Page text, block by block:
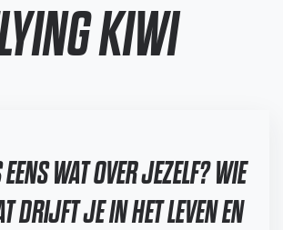
KIWI
EENS WAT OVER JEZELF? WIE
DRIJFT JE IN HET LEVEN EN